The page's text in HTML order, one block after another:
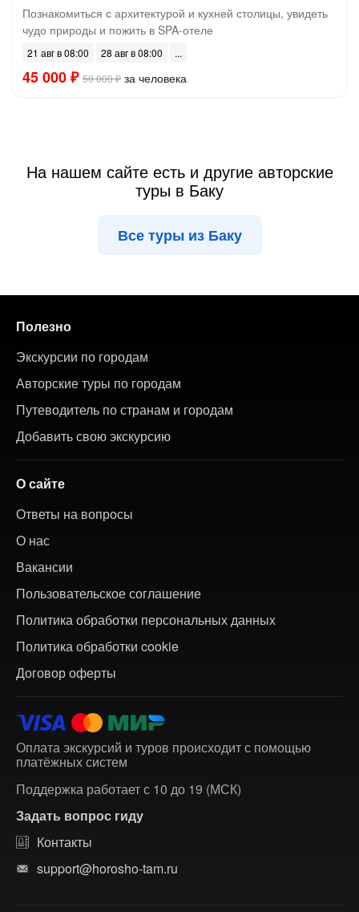
Познакомиться с архитектурой и кухней столицы, увидеть
чудо природы и пожить в SPA-отеле
21 авг в 08:00 28 авг в 08:00
45 000 ₽ 50 000 ₽ за человека
На нашем сайте есть и другие авторские
туры в Баку
Все туры из Баку
Полезно
Экскурсии по городам
Авторские туры по городам
Путеводитель по странам и городам
Добавить свою экскурсию
О сайте
Ответы на вопросы
О нас
Вакансии
Пользовательское соглашение
Политика обработки персональных данных
Политика обработки cookie
Договор оферты
Оплата экскурсий и туров происходит с помощью
платёжных систем
Поддержка работает с 10 до 19 (МСК)
Задать вопрос гиду
Контакты
support@horosho-tam.ru